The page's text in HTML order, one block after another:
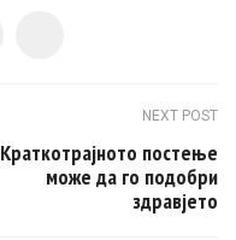
NEXT POST
Kраткотрајното постење
може да го подобри
здравјето